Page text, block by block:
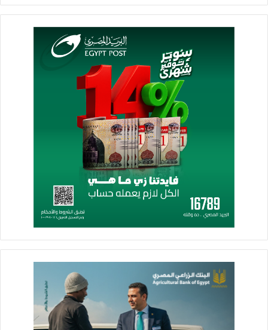
امان وكذلك المستثمر ويقوم بضخ أمواله وتطوير نفسه واستخدام
الأدوات الحديثة في الزراعة وتحقيق تنمية حقيقية تسهم في رفع
مستوى معيشته كل ذلك يأتي في إطار المشروع الكبير حياة كريمة
الذي أطلقه فخامة الرئيس السيسي
وفي نهاية كلمته وجه القصير الشكر لكل من ساهم في إنهاء إجراءات
تقنين أراضي وضع اليد لاهالينا في بورسعيد متمنيا للمنتفعين الخير
ولشعب مصر العظيم التقدم والرخاء.